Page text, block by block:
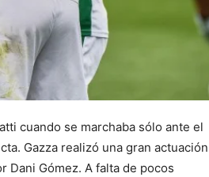
cuando se marchaba sólo ante el
Gazza realizó una gran actuación
Dani Gómez. A falta de pocos